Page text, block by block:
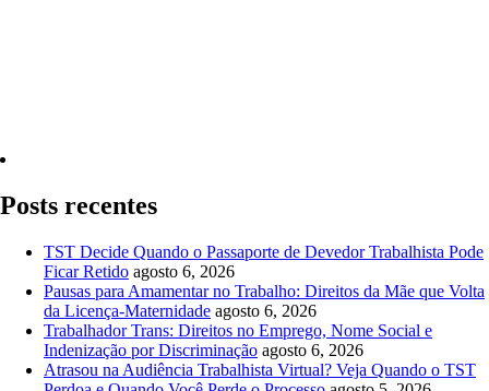
Posts recentes
TST Decide Quando o Passaporte de Devedor Trabalhista Pode
Ficar Retido agosto 6, 2026
Pausas para Amamentar no Trabalho: Direitos da Mãe que Volta
da Licença-Maternidade agosto 6, 2026
Trabalhador Trans: Direitos no Emprego, Nome Social e
Indenização por Discriminação agosto 6, 2026
Atrasou na Audiência Trabalhista Virtual? Veja Quando o TST